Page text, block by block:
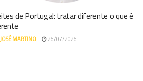
de Portugal: tratar diferente o que é
JOSÉ MARTINO 26/07/2026